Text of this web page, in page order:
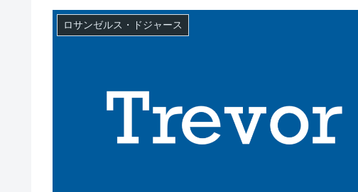
ロサンゼルス・ドジャース